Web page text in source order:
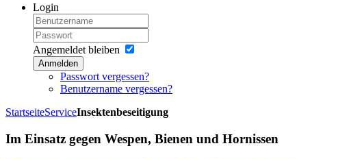
Login
Angemeldet bleiben
Anmelden
Passwort vergessen?
Benutzername vergessen?
StartseiteServiceInsektenbeseitigung
Im Einsatz gegen Wespen, Bienen und Hornissen